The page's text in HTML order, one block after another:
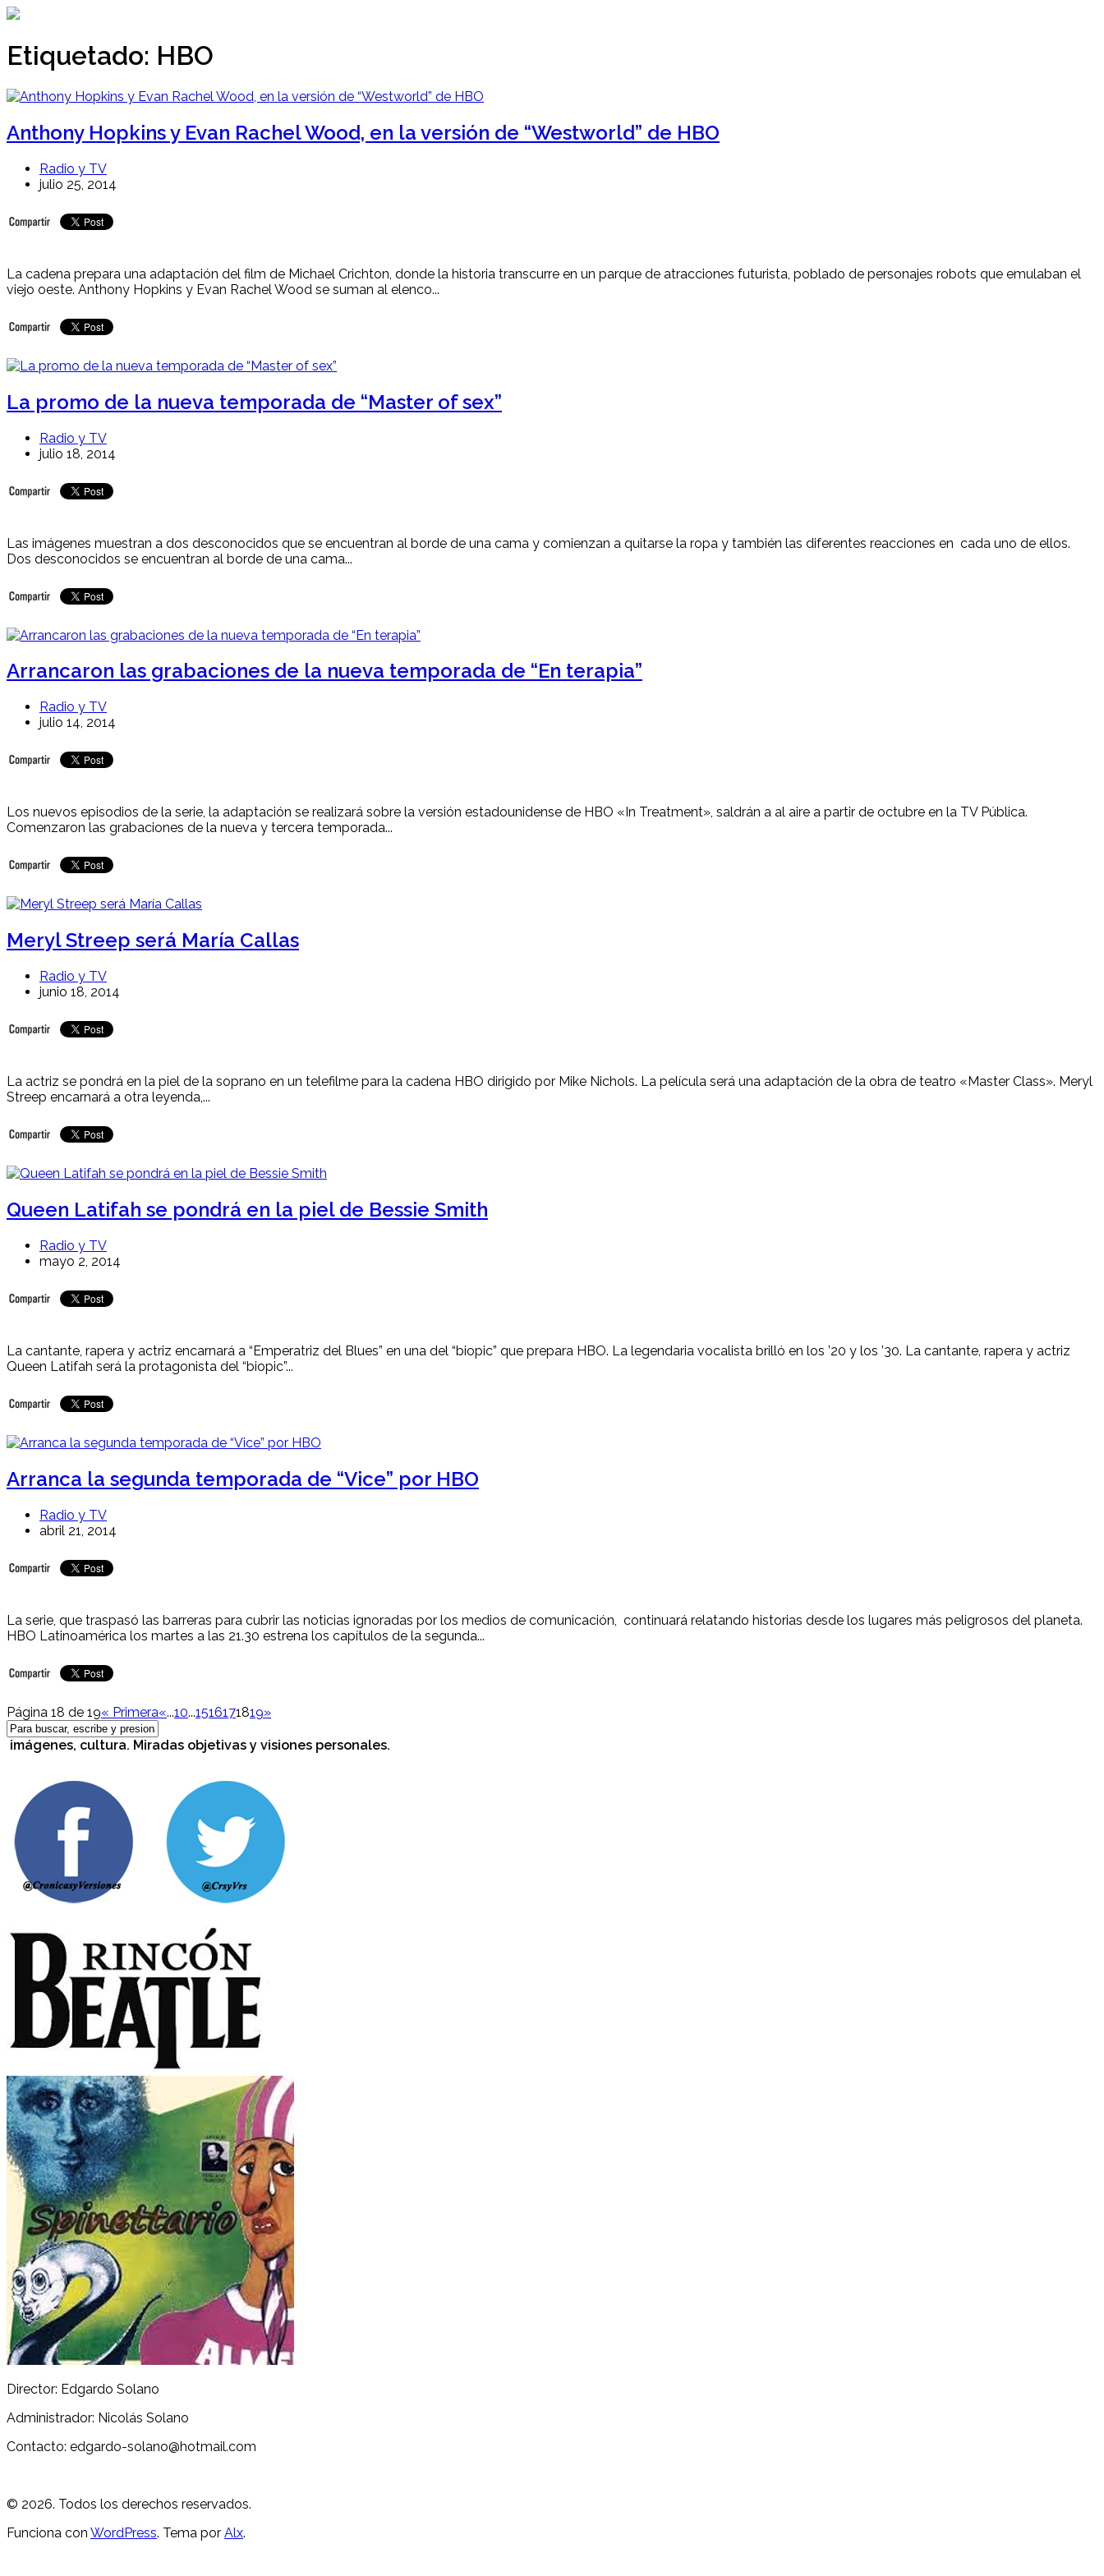
Ir
contenido
Etiquetado: HBO
Anthony Hopkins y Evan Rachel Wood, en la versión de “Westworld” de HBO
Radio y TV
julio 25, 2014
La cadena prepara una adaptación del film de Michael Crichton, donde la historia transcurre en un parque de atracciones futurista, poblado de personajes robots que emulaban el
viejo oeste. Anthony Hopkins y Evan Rachel Wood se suman al elenco...
La promo de la nueva temporada de “Master of sex”
Radio y TV
julio 18, 2014
Las imágenes muestran a dos desconocidos que se encuentran al borde de una cama y comienzan a quitarse la ropa y también las diferentes reacciones en cada uno de ellos.
Dos desconocidos se encuentran al borde de una cama...
Arrancaron las grabaciones de la nueva temporada de “En terapia”
Radio y TV
julio 14, 2014
Los nuevos episodios de la serie, la adaptación se realizará sobre la versión estadounidense de HBO «In Treatment», saldrán a al aire a partir de octubre en la TV Pública.
Comenzaron las grabaciones de la nueva y tercera temporada...
Meryl Streep será María Callas
Radio y TV
junio 18, 2014
La actriz se pondrá en la piel de la soprano en un telefilme para la cadena HBO dirigido por Mike Nichols. La película será una adaptación de la obra de teatro «Master Class». Meryl
Streep encarnará a otra leyenda,...
Queen Latifah se pondrá en la piel de Bessie Smith
Radio y TV
mayo 2, 2014
La cantante, rapera y actriz encarnará a “Emperatriz del Blues” en una del “biopic” que prepara HBO. La legendaria vocalista brilló en los ’20 y los ’30. La cantante, rapera y actriz
Queen Latifah será la protagonista del “biopic”...
Arranca la segunda temporada de “Vice” por HBO
Radio y TV
abril 21, 2014
La serie, que traspasó las barreras para cubrir las noticias ignoradas por los medios de comunicación, continuará relatando historias desde los lugares más peligrosos del planeta.
HBO Latinoamérica los martes a las 21.30 estrena los capítulos de la segunda...
Página 18 de 19« Primera«...10...1516171819»
cultura. Miradas objetivas y visiones personales.
Director: Edgardo Solano
Administrador: Nicolás Solano
Contacto: edgardo-solano@hotmail.com
© 2026. Todos los derechos reservados.
Funciona con WordPress. Tema por Alx.